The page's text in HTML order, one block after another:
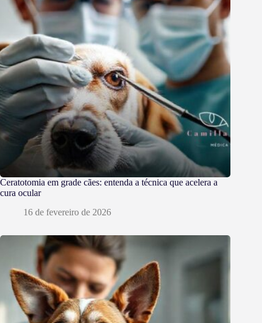
Ceratotomia em grade cães: entenda a técnica que acelera a
cura ocular
16 de fevereiro de 2026